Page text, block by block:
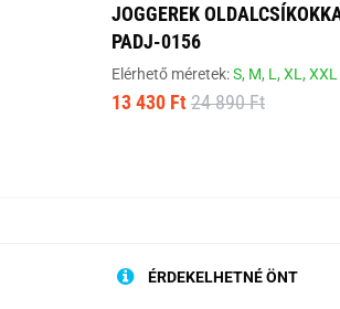
JOGGEREK
PADJ-0156
Elérhető méretek:S, M, L,XL,XXL
13 430 Ft 24 890 Ft
ÉRDEKELHETNÉ ÖNT